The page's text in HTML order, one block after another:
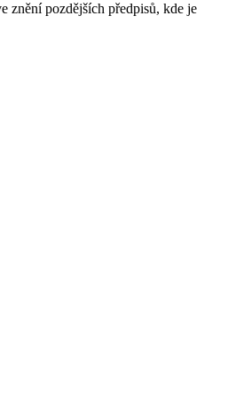
znění pozdějších předpisů, kde je